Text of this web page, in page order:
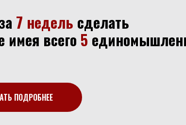
7 недель сделать
имея всего 5
ПОДРОБНЕЕ